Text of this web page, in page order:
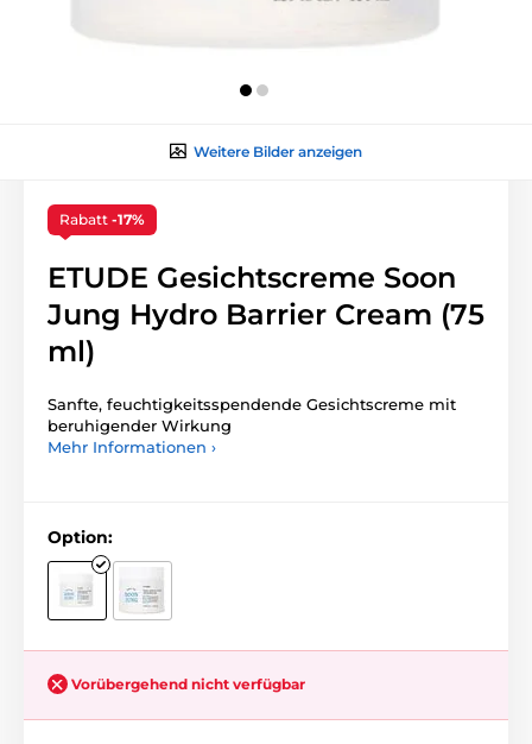
Weitere Bilder anzeigen
Rabatt -17%
ETUDE Gesichtscreme Soon
Jung Hydro Barrier Cream (75
ml)
Sanfte, feuchtigkeitsspendende Gesichtscreme mit
beruhigender Wirkung
Mehr Informationen ›
Option:
Vorübergehend nicht verfügbar